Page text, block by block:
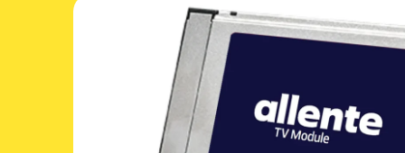
Produktinformationen